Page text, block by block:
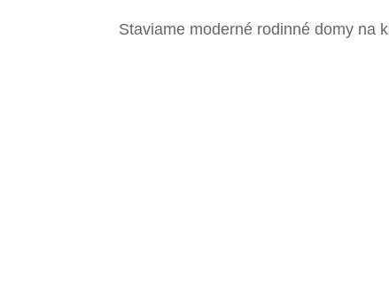
Staviame moderné rodinné domy na